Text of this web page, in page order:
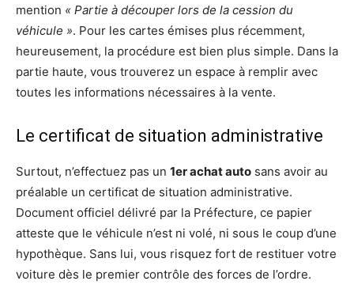
mention « Partie à découper lors de la cession du
véhicule ». Pour les cartes émises plus récemment,
heureusement, la procédure est bien plus simple. Dans la
partie haute, vous trouverez un espace à remplir avec
toutes les informations nécessaires à la vente.
Le certificat de situation administrative
Surtout, n’effectuez pas un 1er achat auto sans avoir au
préalable un certificat de situation administrative.
Document officiel délivré par la Préfecture, ce papier
atteste que le véhicule n’est ni volé, ni sous le coup d’une
hypothèque. Sans lui, vous risquez fort de restituer votre
voiture dès le premier contrôle des forces de l’ordre.